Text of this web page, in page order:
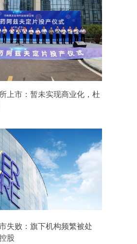
上市：暂未实现商业化，杜
失败：旗下机构频繁被处
股